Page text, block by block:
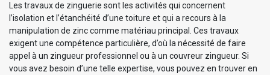
Les travaux de zinguerie sont les activités qui concernent
l’isolation et l’étanchéité d’une toiture et qui a recours à la
manipulation de zinc comme matériau principal. Ces travaux
exigent une compétence particulière, d’où la nécessité de faire
appel à un zingueur professionnel ou à un couvreur zingueur. Si
vous avez besoin d’une telle expertise, vous pouvez en trouver en